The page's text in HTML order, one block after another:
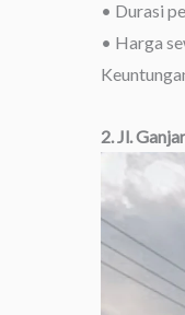
• Durasi
• Harga
2. Jl.